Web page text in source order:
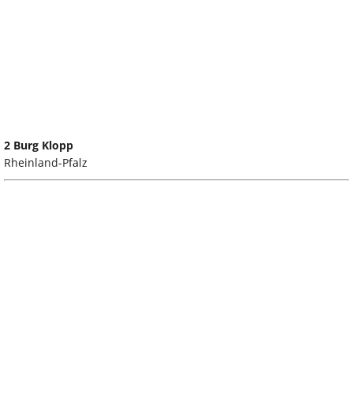
2 Burg Klopp
Rheinland-Pfalz